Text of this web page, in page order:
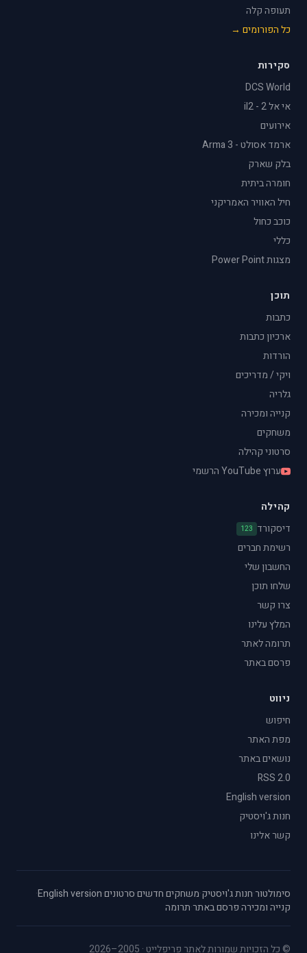
תעופה קלה
כל הפורומים →
סקירות
DCS World
אי אל 2 - il2
אירועים
ארמד אסולט - Arma 3
בלק שארק
חומרה ביתית
חיל האוויר האמריקני
כוכב כחול
כללי
מצגות Power Point
תוכן
כתבות
ארכיון כתבות
הורדות
ויקי / מדריכים
גלריה
קנייה ומכירה
משחקים
סרטוני קהילה
ערוץ YouTube הרשמי
קהילה
דיסקורד 123
רשימת חברים
החשבון שלי
שלחו תוכן
צרו קשר
המלץ עלינו
תרומה לאתר
פרסם באתר
ניווט
חיפוש
מפת האתר
נושאים באתר
RSS 2.0
English version
חנות ג'ויסטיק
קשר אלינו
סימולטור·חנות ג'ויסטיק·משחקים חדשים·סרטונים·
English version
·
קנייה ומכירה·פרסם באתר·תרומה
© כל הזכויות שמורות לאתר פריפלייט · 2005–2026